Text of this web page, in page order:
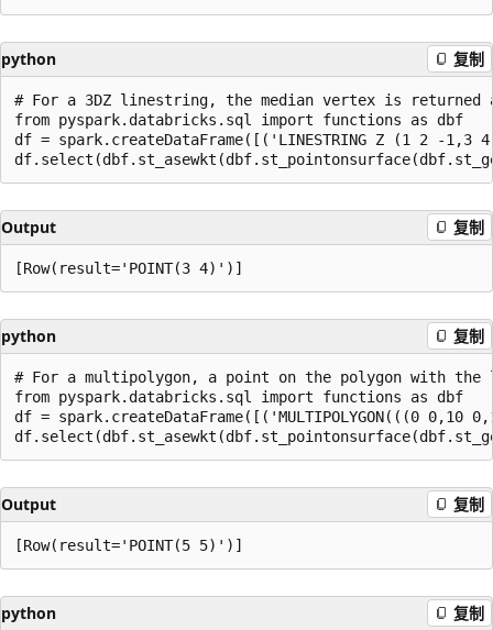
python 复制
# For a 3DZ linestring, the median vertex is returned
from pyspark.databricks.sql import functions as dbf
df = spark.createDataFrame([('LINESTRING Z (1 2
Output 复制
python 复制
# For a multipolygon, a point on the polygon with
from pyspark.databricks.sql import functions as dbf
df = spark.createDataFrame([('MULTIPOLYGON(((0
Output 复制
python 复制